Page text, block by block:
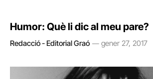
Humor: Què li dic al meu pare?
Redacció - Editorial Graó gener 27, 2017